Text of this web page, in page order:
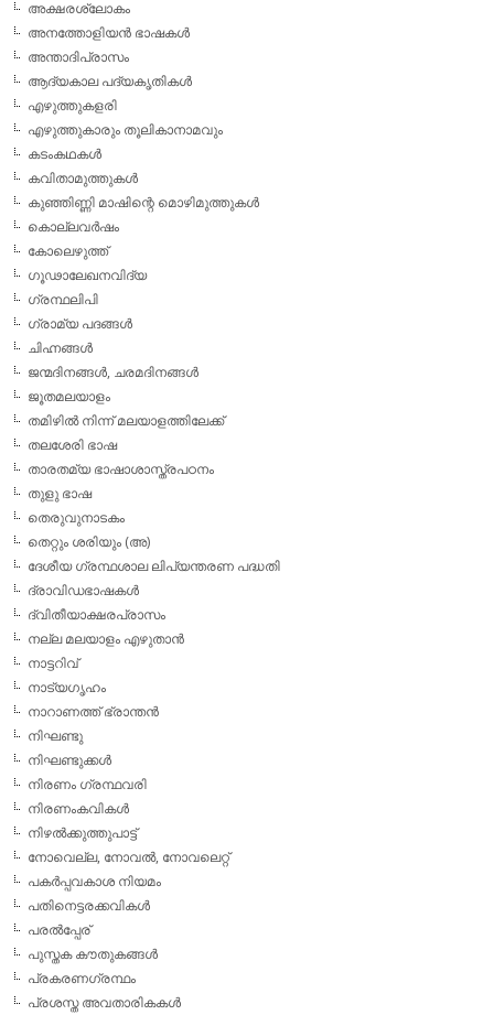
അക്ഷരശ്ലോകം
അനത്തോളിയന്‍ ഭാഷകള്‍
അന്താദിപ്രാസം
ആദ്യകാല പദ്യകൃതികള്‍
എഴുത്തുകളരി
എഴുത്തുകാരും തൂലികാനാമവും
കടംകഥകള്‍
കവിതാമുത്തുകള്‍
കുഞ്ഞിണ്ണി മാഷിന്റെ മൊഴിമുത്തുകള്‍
കൊല്ലവര്‍ഷം
കോലെഴുത്ത്
ഗൂഢാലേഖനവിദ്യ
ഗ്രന്ഥലിപി
ഗ്രാമ്യ പദങ്ങള്‍
ചിഹ്നങ്ങള്‍
ജന്മദിനങ്ങള്‍, ചരമദിനങ്ങള്‍
ജൂതമലയാളം
തമിഴില്‍ നിന്ന് മലയാളത്തിലേക്ക്
തലശേരി ഭാഷ
താരതമ്യ ഭാഷാശാസ്ത്രപഠനം
തുളു ഭാഷ
തെരുവുനാടകം
തെറ്റും ശരിയും (അ)
ദേശീയ ഗ്രന്ഥശാല ലിപ്യന്തരണ പദ്ധതി
ദ്രാവിഡഭാഷകള്‍
ദ്വിതീയാക്ഷരപ്രാസം
നല്ല മലയാളം എഴുതാന്‍
നാട്ടറിവ്
നാട്യഗൃഹം
നാറാണത്ത് ഭ്രാന്തന്‍
നിഘണ്ടു
നിഘണ്ടുക്കള്‍
നിരണം ഗ്രന്ഥവരി
നിരണംകവികള്‍
നിഴല്‍ക്കുത്തുപാട്ട്
നോവെല്ല, നോവല്‍, നോവലെറ്റ്
പകര്‍പ്പവകാശ നിയമം
പതിനെട്ടരക്കവികള്‍
പരല്‍പ്പേര്
പുസ്തക കൗതുകങ്ങള്‍
പ്രകരണഗ്രന്ഥം
പ്രശസ്ത അവതാരികകള്‍